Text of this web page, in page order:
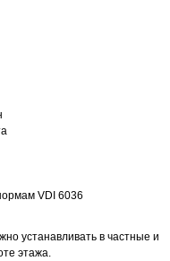
VDI 6036
устанавливать в частные и
этажа.